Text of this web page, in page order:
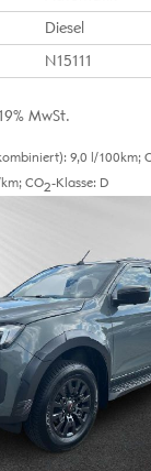
Diesel
N15111
MwSt.
9,0 l/100km;
; CO2-Klasse: D